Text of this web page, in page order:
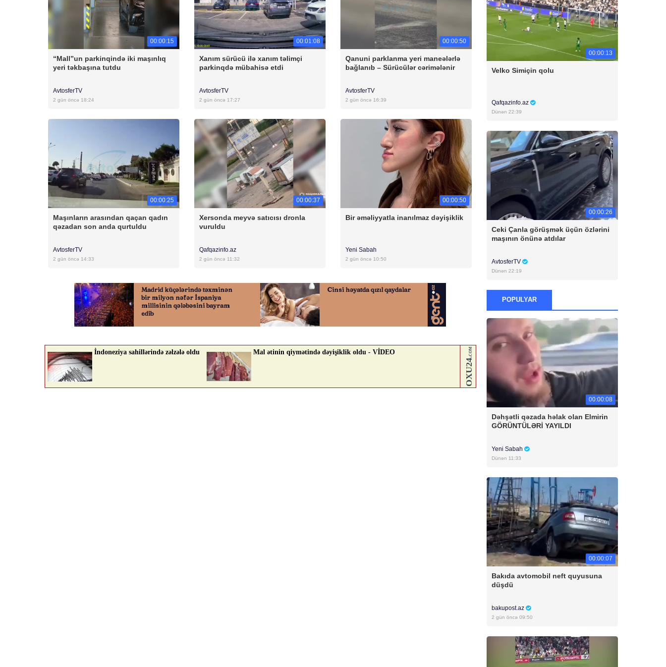
00:00:15
“Mall”un parkinqində iki maşınlıq
yeri təkbaşına tutdu
AvtosferTV
2 gün öncə 18:24
00:01:08
Xanım sürücü ilə xanım təlimçi
parkinqdə mübahisə etdi
AvtosferTV
2 gün öncə 17:27
00:00:50
Qanuni parklanma yeri maneələrlə
bağlanıb – Sürücülər cərimələnir
AvtosferTV
2 gün öncə 16:39
00:00:25
Maşınların arasından qaçan qadın
qəzadan son anda qurtuldu
AvtosferTV
2 gün öncə 14:33
00:00:37
Xersonda meyvə satıcısı dronla
vuruldu
Qafqazinfo.az
2 gün öncə 11:32
00:00:50
Bir əməliyyatla inanılmaz dəyişiklik
Yeni Sabah
2 gün öncə 10:50
00:00:13
Velko Simiçin qolu
Qafqazinfo.az
Dünən 22:39
00:00:26
Ceki Çanla görüşmək üçün özlərini
maşının önünə atdılar
AvtosferTV
Dünən 22:19
POPULYAR
00:00:08
Dəhşətli qəzada həlak olan Elmirin
GÖRÜNTÜLƏRİ YAYILDI
Yeni Sabah
Dünən 11:33
00:00:07
Bakıda avtomobil neft quyusuna
düşdü
bakupost.az
2 gün öncə 09:50